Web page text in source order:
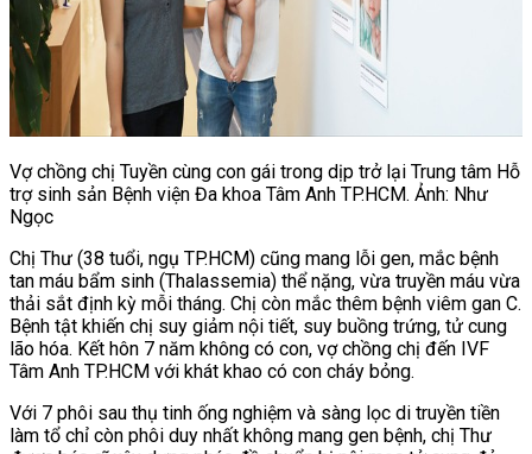
Vợ chồng chị Tuyền cùng con gái trong dịp trở lại Trung tâm Hỗ
trợ sinh sản Bệnh viện Đa khoa Tâm Anh TP.HCM. Ảnh: Như
Ngọc
Chị Thư (38 tuổi, ngụ TP.HCM) cũng mang lỗi gen, mắc bệnh
tan máu bẩm sinh (Thalassemia) thể nặng, vừa truyền máu vừa
thải sắt định kỳ mỗi tháng. Chị còn mắc thêm bệnh viêm gan C.
Bệnh tật khiến chị suy giảm nội tiết, suy buồng trứng, tử cung
lão hóa. Kết hôn 7 năm không có con, vợ chồng chị đến IVF
Tâm Anh TP.HCM với khát khao có con cháy bỏng.
Với 7 phôi sau thụ tinh ống nghiệm và sàng lọc di truyền tiền
làm tổ chỉ còn phôi duy nhất không mang gen bệnh, chị Thư